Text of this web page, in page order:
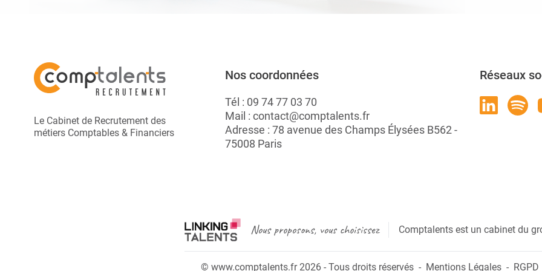
Le Cabinet de Recrutement des
métiers Comptables & Financiers
Nos coordonnées
Tél : 09 74 77 03 70
Mail : contact@comptalents.fr
Adresse : 78 avenue des Champs Élysées B562 -
75008 Paris
Réseaux
Nous proposons, vous choisissez Comptalents est un cabinet du
© www.comptalents.fr 2026 - Tous droits réservés Mentions Légales RGPD